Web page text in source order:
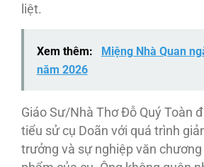
liệt.
Xem thêm:
Miệng Nhà Quan
năm 2026
Giáo Sư/Nhà Thơ Ðỗ Quý Toàn
tiểu sử cụ Doãn với quá trình
trưởng và sự nghiệp văn